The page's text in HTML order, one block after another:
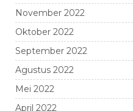
November 2022
Oktober 2022
September 2022
Agustus 2022
Mei 2022
April 2022